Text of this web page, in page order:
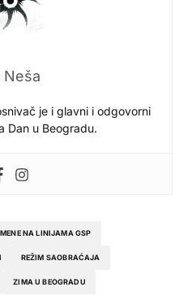
Neša
je i glavni i odgovorni
Dan u Beogradu.
NA LINIJAMA GSP
REŽIM SAOBRAĆAJA
ZIMA U BEOGRADU